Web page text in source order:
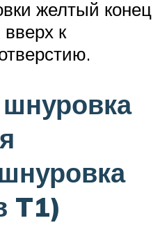
желтый конец
вверх к
T1)